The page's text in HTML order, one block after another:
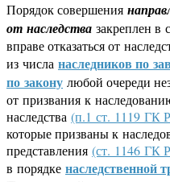
Порядок совершения
от наследства закреплен в
вправе отказаться от
из числа наследников по
по закону любой очереди
от призвания к
наследства (п.1 ст. 1119 ГК
которые призваны к
представления (ст. 1146 ГК
в порядке наследственной